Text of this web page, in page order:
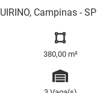
Campinas - SP
380,00 m²